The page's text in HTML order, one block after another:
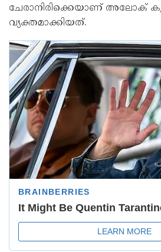
ചേരാനിരിക്കെയാണ് അലോക്
വ്യക്തമാക്കിയത്.